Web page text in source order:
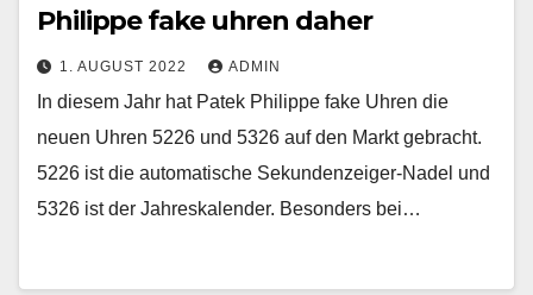
Philippe fake uhren daher
1. AUGUST 2022 ADMIN
In diesem Jahr hat Patek Philippe fake Uhren die
neuen Uhren 5226 und 5326 auf den Markt gebracht.
5226 ist die automatische Sekundenzeiger-Nadel und
5326 ist der Jahreskalender. Besonders bei…